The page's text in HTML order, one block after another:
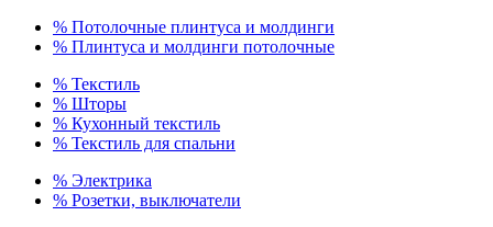
% Потолочные плинтуса и молдинги
% Плинтуса и молдинги потолочные
% Текстиль
% Шторы
% Кухонный текстиль
% Текстиль для спальни
% Электрика
% Розетки, выключатели